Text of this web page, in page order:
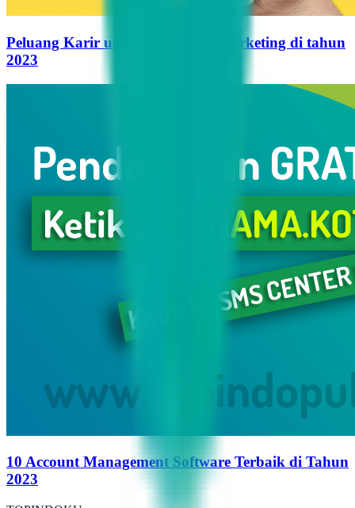
Peluang Karir untuk Influencer Marketing di tahun
2023
10 Account Management Software Terbaik di Tahun
2023